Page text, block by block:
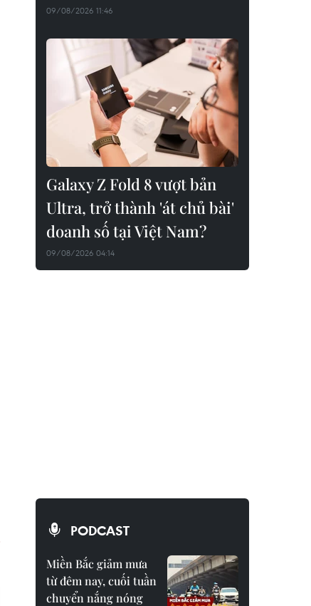
09/08/2026 11:46
Galaxy Z Fold 8 vượt bản
Ultra, trở thành 'át chủ bài'
doanh số tại Việt Nam?
09/08/2026 04:14
PODCAST
Miền Bắc giảm mưa
từ đêm nay, cuối tuần
chuyển nắng nóng